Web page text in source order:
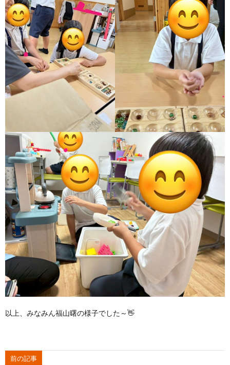
以上、みなみん福山曙の様子でした～👋
前の記事